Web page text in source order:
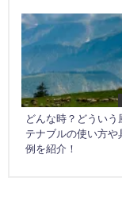
どんな時？どういう
テナブルの使い方や
例を紹介！